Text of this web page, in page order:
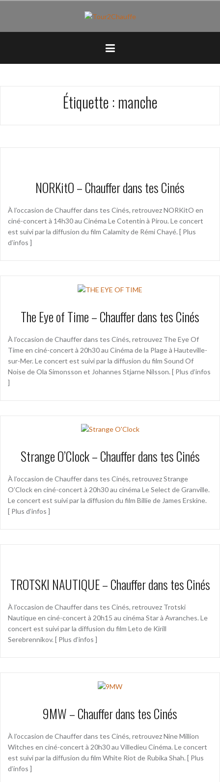
Étiquette : manche
NORKitO – Chauffer dans tes Cinés
À l’occasion de Chauffer dans tes Cinés, retrouvez NORKitO en
ciné-concert à 14h30 au Cinéma Le Cotentin à Pirou. Le concert
est suivi par la diffusion du film Calamity de Rémi Chayé. [ Plus
d’infos ]
The Eye of Time – Chauffer dans tes Cinés
À l’occasion de Chauffer dans tes Cinés, retrouvez The Eye Of
Time en ciné-concert à 20h30 au Cinéma de la Plage à Hauteville-
sur-Mer. Le concert est suivi par la diffusion du film Sound Of
Noise de Ola Simonsson et Johannes Stjarne Nilsson. [ Plus d’infos
]
Strange O’Clock – Chauffer dans tes Cinés
À l’occasion de Chauffer dans tes Cinés, retrouvez Strange
O’Clock en ciné-concert à 20h30 au cinéma Le Select de Granville.
Le concert est suivi par la diffusion du film Billie de James Erskine.
[ Plus d’infos ]
TROTSKI NAUTIQUE – Chauffer dans tes Cinés
À l’occasion de Chauffer dans tes Cinés, retrouvez Trotski
Nautique en ciné-concert à 20h15 au cinéma Star à Avranches. Le
concert est suivi par la diffusion du film Leto de Kirill
Serebrennikov. [ Plus d’infos ]
9MW – Chauffer dans tes Cinés
À l’occasion de Chauffer dans tes Cinés, retrouvez Nine Million
Witches en ciné-concert à 20h30 au Villedieu Cinéma. Le concert
est suivi par la diffusion du film White Riot de Rubika Shah. [ Plus
d’infos ]